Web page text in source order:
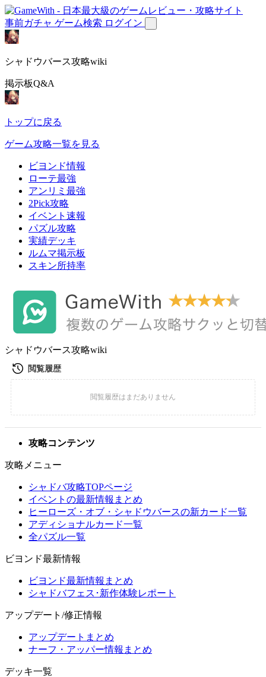
事前ガチャ ゲーム検索 ログイン
シャドウバース攻略wiki
掲示板Q&A
トップに戻る
ゲーム攻略一覧を見る
ビヨンド情報
ローテ最強
アンリミ最強
2Pick攻略
イベント速報
パズル攻略
実績デッキ
ルムマ掲示板
スキン所持率
シャドウバース攻略wiki
攻略コンテンツ
攻略メニュー
シャドバ攻略TOPページ
イベントの最新情報まとめ
ヒーローズ・オブ・シャドウバースの新カード一覧
アディショナルカード一覧
全パズル一覧
ビヨンド最新情報
ビヨンド最新情報まとめ
シャドバフェス･新作体験レポート
アップデート/修正情報
アップデートまとめ
ナーフ・アッパー情報まとめ
デッキ一覧